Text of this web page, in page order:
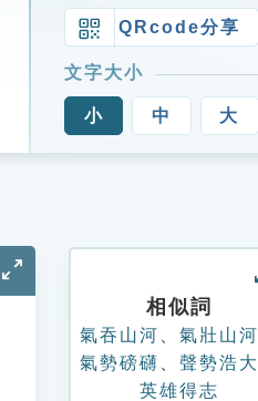
QRcode分享
文字大小
小 中 大
相似詞
氣吞山河 氣壯山河
氣勢磅礴
聲勢浩大
英雄得志